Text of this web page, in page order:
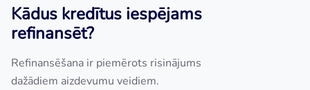
Kādus kredītus iespējams
refinansēt?
Refinansēšana ir piemērots risinājums
dažādiem aizdevumu veidiem.